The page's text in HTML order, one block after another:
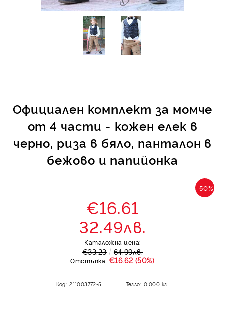
Официален комплект за момче
от 4 части - кожен елек в
черно, риза в бяло, панталон в
бежово и папийонка
-50%
€16.61
32.49лв.
Каталожна цена:
€33.23 64.99лв.
Отстъпка: €16.62 (50%)
Код: 211003772-5 Тегло: 0.000 кг